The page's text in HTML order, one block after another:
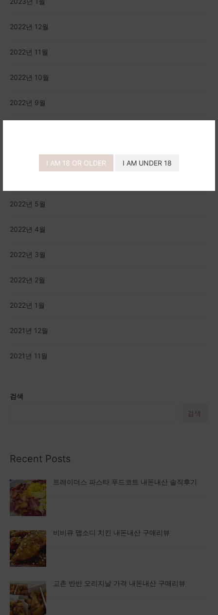
I AM 18 OR OLDER I AM UNDER 18
검색
검색
Recent Posts
트레이더스 파스타 푸드코트 내돈내산 솔직후기
비비큐 맵소디 치킨 내돈내산 구매리뷰
교촌 반반 오리지날 가격 내돈내산 구매리뷰
2022년 12월
2022년 11월
2022년 10월
2022년 9월
2022년 7월
2022년 5월
2022년 4월
2022년 3월
2022년 2월
2022년 1월
2021년 12월
2021년 11월